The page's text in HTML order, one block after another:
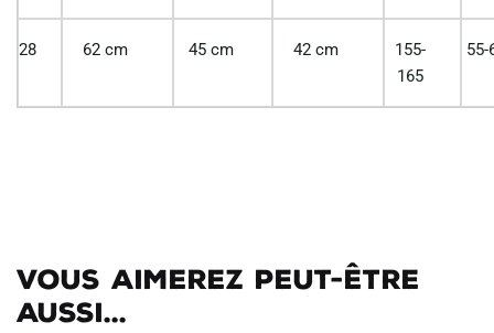
28 62 cm 45 cm 42 cm
155-
165
55-
Vous aimerez peut-être
aussi...